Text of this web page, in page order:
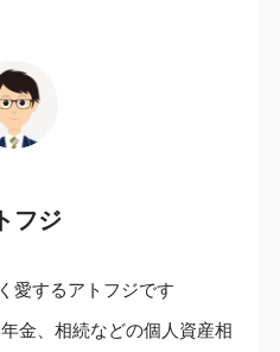
フジ
愛するアトフジです
金、相続などの個人資産相